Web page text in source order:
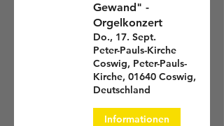
Gewand" -
Orgelkonzert
Do., 17. Sept.
Peter-Pauls-Kirche
Coswig, Peter-Pauls-
Kirche, 01640 Coswig,
Deutschland
Informationen